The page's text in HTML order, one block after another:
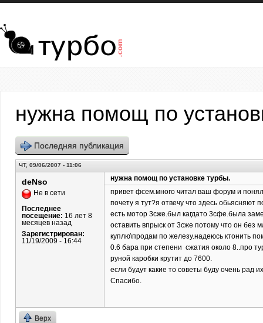
Перейти к основному содержанию
нужна помощ по
Последняя публикация
ЧТ, 09/06/2007 - 11:06
deNso
Не в сети
Последнее
посещение: 16 лет 8
месяцев назад
Зарегистрирован:
11/19/2009 - 16:44
нужна помощ по установке турбы.
привет фсем.много читал ваш форум и
почету я тут?я отвечу что здесь обьясняют
есть мотор 3сже.был кагдато 3сфе.была
оставить впрыск от 3сже потому что он без
куплю\продам по железу.надеюсь ктонить
0.6 бара при степени сжатия около 8..про
руной каробки крутит до 7600.
если будут какие то советы буду очень рад
Спасибо.
Верх